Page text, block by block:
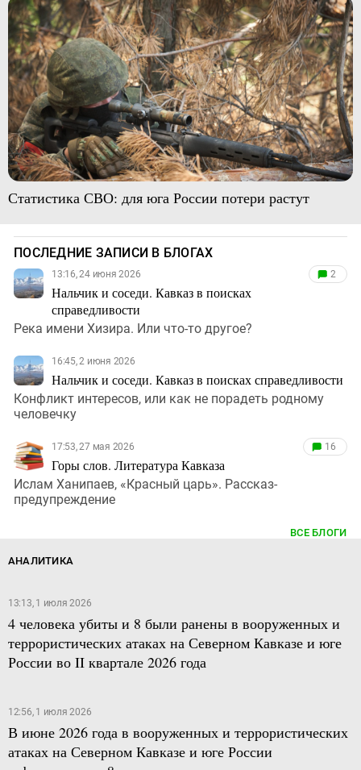
Статистика СВО: для юга России потери растут
ПОСЛЕДНИЕ ЗАПИСИ В БЛОГАХ
13:16, 24 июня 2026
Нальчик и соседи. Кавказ в поисках
справедливости
2
Река имени Хизира. Или что-то другое?
16:45, 2 июня 2026
Нальчик и соседи. Кавказ в поисках справедливости
Конфликт интересов, или как не порадеть родному
человечку
17:53, 27 мая 2026
Горы слов. Литература Кавказа
16
Ислам Ханипаев, «Красный царь». Рассказ-
предупреждение
ВСЕ БЛОГИ
АНАЛИТИКА
13:13, 1 июля 2026
4 человека убиты и 8 были ранены в вооруженных и
террористических атаках на Северном Кавказе и юге
России во II квартале 2026 года
12:56, 1 июля 2026
В июне 2026 года в вооруженных и террористических
атаках на Северном Кавказе и юге России